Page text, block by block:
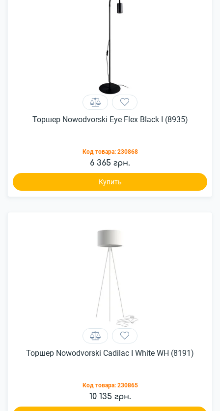
Торшер Nowodvorski Eye Flex Black I (8935)
Код товара: 230868
6 365 грн.
Купить
Торшер Nowodvorski Cadilac I White WH (8191)
Код товара: 230865
10 135 грн.